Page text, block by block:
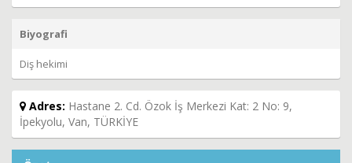
Biyografi
Diş hekimi
Adres: Hastane 2. Cd. Özok İş Merkezi Kat: 2 No: 9,
İpekyolu, Van, TÜRKİYE